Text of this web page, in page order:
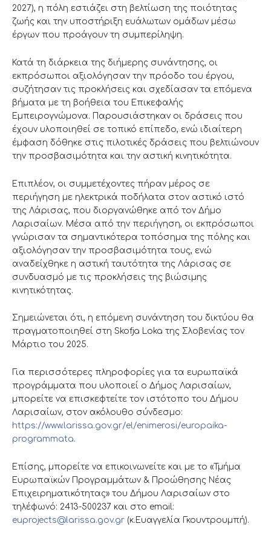
2027), η πόλη εστιάζει στη βελτίωση της ποιότητας
ζωής και την υποστήριξη ευάλωτων ομάδων μέσω
έργων που προάγουν τη συμπερίληψη.
Κατά τη διάρκεια της διήμερης συνάντησης, οι
εκπρόσωποι αξιολόγησαν την πρόοδο του έργου,
συζήτησαν τις προκλήσεις και σχεδίασαν τα επόμενα
βήματα με τη βοήθεια του Επικεφαλής
Εμπειρογνώμονα. Παρουσιάστηκαν οι δράσεις που
έχουν υλοποιηθεί σε τοπικό επίπεδο, ενώ ιδιαίτερη
έμφαση δόθηκε στις πιλοτικές δράσεις που βελτιώνουν
την προσβασιμότητα και την αστική κινητικότητα.
Επιπλέον, οι συμμετέχοντες πήραν μέρος σε
περιήγηση με ηλεκτρικά ποδήλατα στον αστικό ιστό
της Λάρισας, που διοργανώθηκε από τον Δήμο
Λαρισαίων. Μέσα από την περιήγηση, οι εκπρόσωποι
γνώρισαν τα σημαντικότερα τοπόσημα της πόλης και
αξιολόγησαν την προσβασιμότητα τους, ενώ
αναδείχθηκε η αστική ταυτότητα της Λάρισας σε
συνδυασμό με τις προκλήσεις της βιώσιμης
κινητικότητας.
Σημειώνεται ότι, η επόμενη συνάντηση του δικτύου θα
πραγματοποιηθεί στη Skofja Loka της Σλοβενίας τον
Μάρτιο του 2025.
Για περισσότερες πληροφορίες για τα ευρωπαϊκά
προγράμματα που υλοποιεί ο Δήμος Λαρισαίων,
μπορείτε να επισκεφτείτε τον ιστότοπο του Δήμου
Λαρισαίων, στον ακόλουθο σύνδεσμο:
https://www.larissa.gov.gr/el/enimerosi/europaika-
programmata.
Επίσης, μπορείτε να επικοινωνείτε και με το «Τμήμα
Ευρωπαϊκών Προγραμμάτων & Προώθησης Νέας
Επιχειρηματικότητας» του Δήμου Λαρισαίων στο
τηλέφωνό: 2413-500237 και στο email:
euprojects@larissa.gov.gr (κ.Ευαγγελία Γκουντρουμπή).